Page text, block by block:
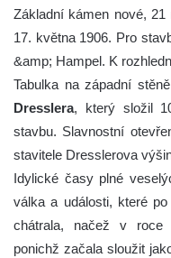
Základní kámen nové,
17. května 1906. Pro
&amp; Hampel. K
Tabulka na západní
Dresslera, který složil
stavbu. Slavnostní
stavitele Dresslerova
Idylické časy plné
válka a události, které
chátrala, načež v roce
ponichž začala sloužit